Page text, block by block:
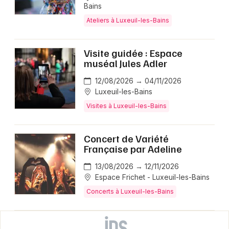
Bains
Ateliers à Luxeuil-les-Bains
Visite guidée : Espace
muséal Jules Adler
12/08/2026 → 04/11/2026
Luxeuil-les-Bains
Visites à Luxeuil-les-Bains
Concert de Variété
Française par Adeline
13/08/2026 → 12/11/2026
Espace Frichet - Luxeuil-les-Bains
Concerts à Luxeuil-les-Bains